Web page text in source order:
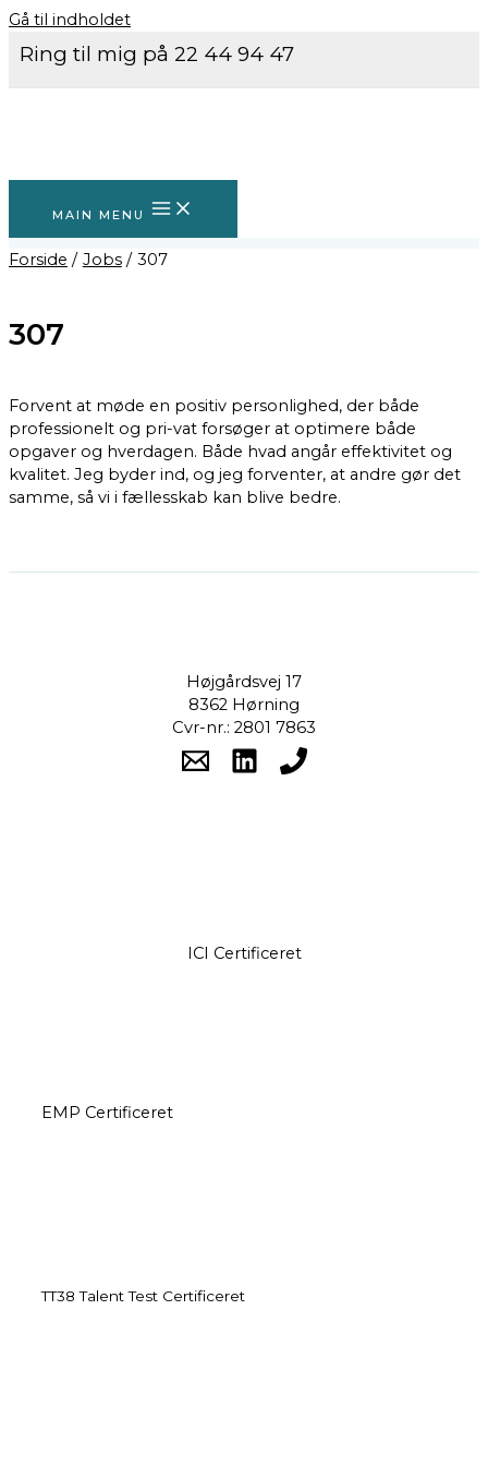
Gå til indholdet
Ring til mig på 22 44 94 47
MAIN MENU
Forside Jobs 307
307
Forvent at møde en positiv personlighed, der både
professionelt og pri-vat forsøger at optimere både
opgaver og hverdagen. Både hvad angår effektivitet og
kvalitet. Jeg byder ind, og jeg forventer, at andre gør det
samme, så vi i fællesskab kan blive bedre.
Højgårdsvej 17
8362 Hørning
Cvr-nr.: 2801 7863
ICI Certificeret
EMP Certificeret
TT38 Talent Test Certificeret